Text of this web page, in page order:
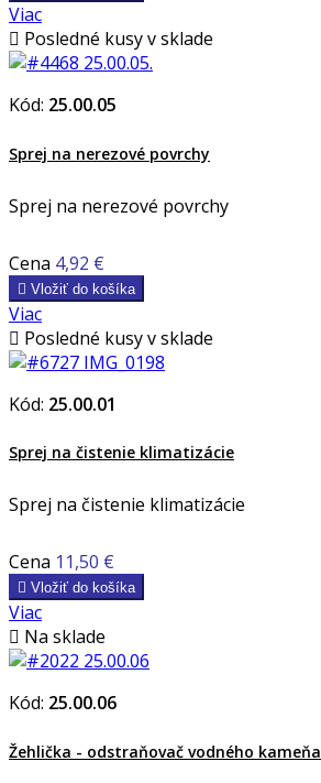
Viac
 Posledné kusy v sklade
Kód: 25.00.05
Sprej na nerezové povrchy
Sprej na nerezové povrchy
Cena 4,92 €
 Vložiť do košíka
Viac
 Posledné kusy v sklade
Kód: 25.00.01
Sprej na čistenie klimatizácie
Sprej na čistenie klimatizácie
Cena 11,50 €
 Vložiť do košíka
Viac
 Na sklade
Kód: 25.00.06
Žehlička - odstraňovač vodného kameňa